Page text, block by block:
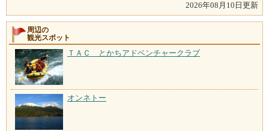
2026年08月10日更新
周辺の
観光スポット
ＴＡＣ とかちアドベンチャークラブ
オンネトー